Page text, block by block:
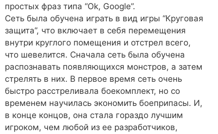
простых фраз типа “Ok, Google”.
Сеть была обучена играть в вид игры “Круговая
защита”, что включает в себя перемещения
внутри круглого помещения и отстрел всего,
что шевелится. Сначала сеть была обучена
распознавать появляющихся монстров, а затем
стрелять в них. В первое время сеть очень
быстро расстреливала боекомплект, но со
временем научилась экономить боеприпасы. И,
в конце концов, она стала гораздо лучшим
игроком, чем любой из ее разработчиков,